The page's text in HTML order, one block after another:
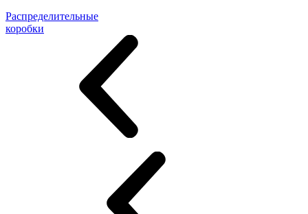
Распределительные
коробки